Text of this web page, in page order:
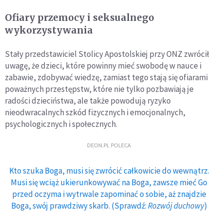
Ofiary przemocy i seksualnego
wykorzystywania
Stały przedstawiciel Stolicy Apostolskiej przy ONZ zwrócił
uwagę, że dzieci, które powinny mieć swobodę w nauce i
zabawie, zdobywać wiedzę, zamiast tego stają się ofiarami
poważnych przestępstw, które nie tylko pozbawiają je
radości dzieciństwa, ale także powodują ryzyko
nieodwracalnych szkód fizycznych i emocjonalnych,
psychologicznych i społecznych.
DEON.PL POLECA
Kto szuka Boga, musi się zwrócić całkowicie do wewnątrz.
Musi się wciąż ukierunkowywać na Boga, zawsze mieć Go
przed oczyma i wytrwale zapominać o sobie, aż znajdzie
Boga, swój prawdziwy skarb. (Sprawdź:Rozwój duchowy)